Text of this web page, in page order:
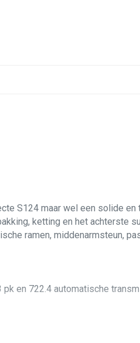
S124 maar wel een solide
ketting en het achterste
ramen, middenarmsteun,
en 722.4 automatische